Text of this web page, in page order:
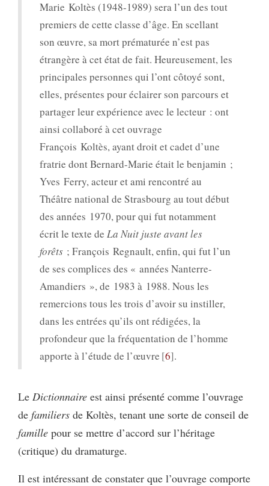
Marie Koltès (1948-1989) sera l’un des tout
premiers de cette classe d’âge. En scellant
son œuvre, sa mort prématurée n’est pas
étrangère à cet état de fait. Heureusement, les
principales personnes qui l’ont côtoyé sont,
elles, présentes pour éclairer son parcours et
partager leur expérience avec le lecteur : ont
ainsi collaboré à cet ouvrage
François Koltès, ayant droit et cadet d’une
fratrie dont Bernard-Marie était le benjamin ;
Yves Ferry, acteur et ami rencontré au
Théâtre national de Strasbourg au tout début
des années 1970, pour qui fut notamment
écrit le texte de La Nuit juste avant les
forêts ; François Regnault, enfin, qui fut l’un
de ses complices des « années Nanterre-
Amandiers », de 1983 à 1988. Nous les
remercions tous les trois d’avoir su instiller,
dans les entrées qu’ils ont rédigées, la
profondeur que la fréquentation de l’homme
apporte à l’étude de l’œuvre 6 .
Le Dictionnaire est ainsi présenté comme l’ouvrage
de familiers de Koltès, tenant une sorte de conseil de
famille pour se mettre d’accord sur l’héritage
(critique) du dramaturge.
Il est intéressant de constater que l’ouvrage comporte